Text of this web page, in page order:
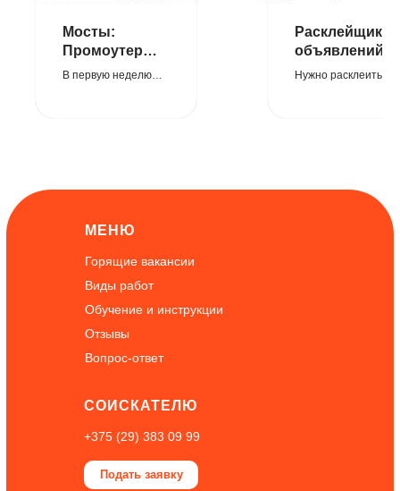
Мосты:
Промоутер
для раздачи
В первую неделю
в руки в г. Мосты.
Расклейщик
объявлений в
Бресте
Нужно расклеить
Горящие вакансии
+375 (29) 383 09 99
Обучение и инструкции
Виды работ
Отзывы
МЕНЮ
СОИСКАТЕЛЮ
Вопрос-ответ
Подать заявку